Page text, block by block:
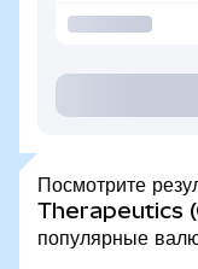
Посмотрите
Therapeutics
популярные